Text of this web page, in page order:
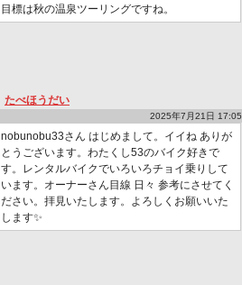
目標は秋の温泉ツーリングですね。
たべほうだい
2025年7月21日 17:05
nobunobu33さん はじめまして。イイね ありが
とうございます。わたくし53のバイク好きで
す。レンタルバイクでいろいろチョイ乗りして
います。オーナーさん目線 日々 参考にさせてく
ださい。拝見いたします。よろしくお願いいた
します✨